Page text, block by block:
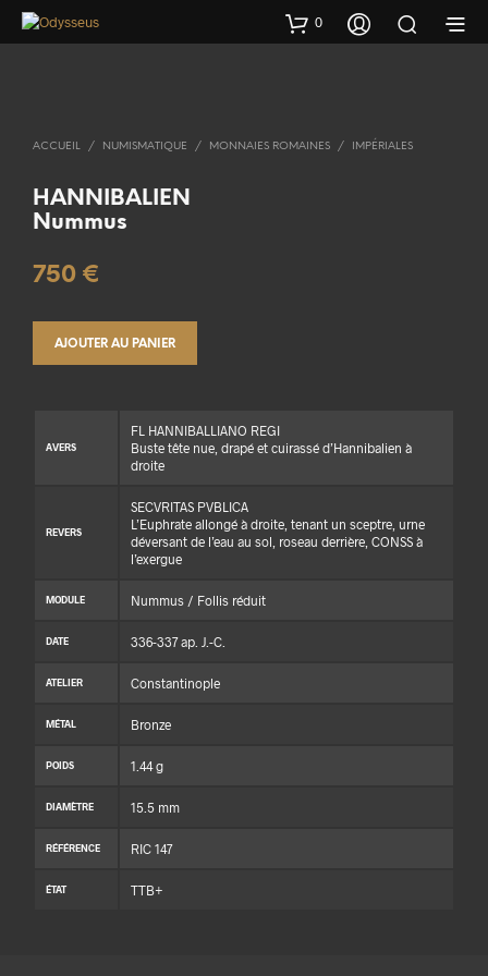
0
ACCUEIL / NUMISMATIQUE / MONNAIES ROMAINES / IMPÉRIALES
HANNIBALIEN
Nummus
750 €
AJOUTER AU PANIER
AVERS
FL HANNIBALLIANO REGI
Buste tête nue, drapé et cuirassé d’Hannibalien à
droite
REVERS
SECVRITAS PVBLICA
L’Euphrate allongé à droite, tenant un sceptre, urne
déversant de l’eau au sol, roseau derrière, CONSS à
l’exergue
MODULE Nummus / Follis réduit
DATE 336-337 ap. J.-C.
ATELIER Constantinople
MÉTAL Bronze
POIDS 1.44 g
DIAMÈTRE 15.5 mm
RÉFÉRENCE RIC 147
ÉTAT TTB+